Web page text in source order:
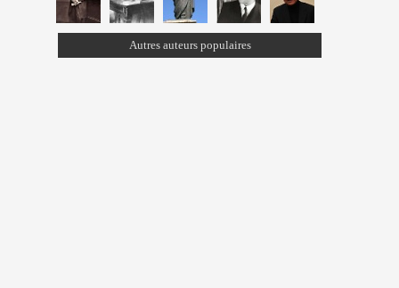
Autres auteurs populaires